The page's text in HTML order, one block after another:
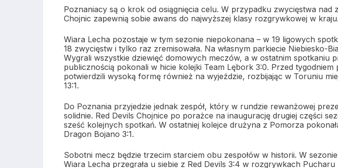
Poznaniacy są o krok od osiągnięcia celu. W przypadku zwycięstwa nad
Chojnic zapewnią sobie awans do najwyższej klasy rozgrywkowej w kraju.
Wiara Lecha pozostaje w tym sezonie niepokonana – w 19 ligowych
18 zwycięstw i tylko raz zremisowała. Na własnym parkiecie Niebiesko-
Wygrali wszystkie dziewięć domowych meczów, a w ostatnim spotkaniu
publicznością pokonali w hicie kolejki Team Lębork 3:0. Przed tygodniem
potwierdzili wysoką formę również na wyjeździe, rozbijając w Toruniu
13:1.
Do Poznania przyjedzie jednak zespół, który w rundzie rewanżowej
solidnie. Red Devils Chojnice po porażce na inaugurację drugiej części
sześć kolejnych spotkań. W ostatniej kolejce drużyna z Pomorza
Dragon Bojano 3:1.
Sobotni mecz będzie trzecim starciem obu zespołów w historii. W
Wiara Lecha przegrała u siebie z Red Devils 3:4 w rozgrywkach Pucharu